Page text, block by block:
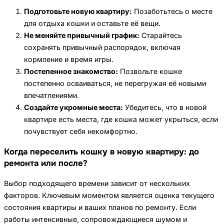
Подготовьте новую квартиру: Позаботьтесь о месте
для отдыха кошки и оставьте её вещи.
Не меняйте привычный график: Старайтесь
сохранять привычный распорядок, включая
кормление и время игры.
Постепенное знакомство: Позвольте кошке
постепенно осваиваться, не перегружая её новыми
впечатлениями.
Создайте укромные места: Убедитесь, что в новой
квартире есть места, где кошка может укрыться, если
почувствует себя некомфортно.
Когда переселить кошку в новую квартиру: до
ремонта или после?
Выбор подходящего времени зависит от нескольких
факторов. Ключевым моментом является оценка текущего
состояния квартиры и ваших планов по ремонту. Если
работы интенсивные, сопровождающиеся шумом и